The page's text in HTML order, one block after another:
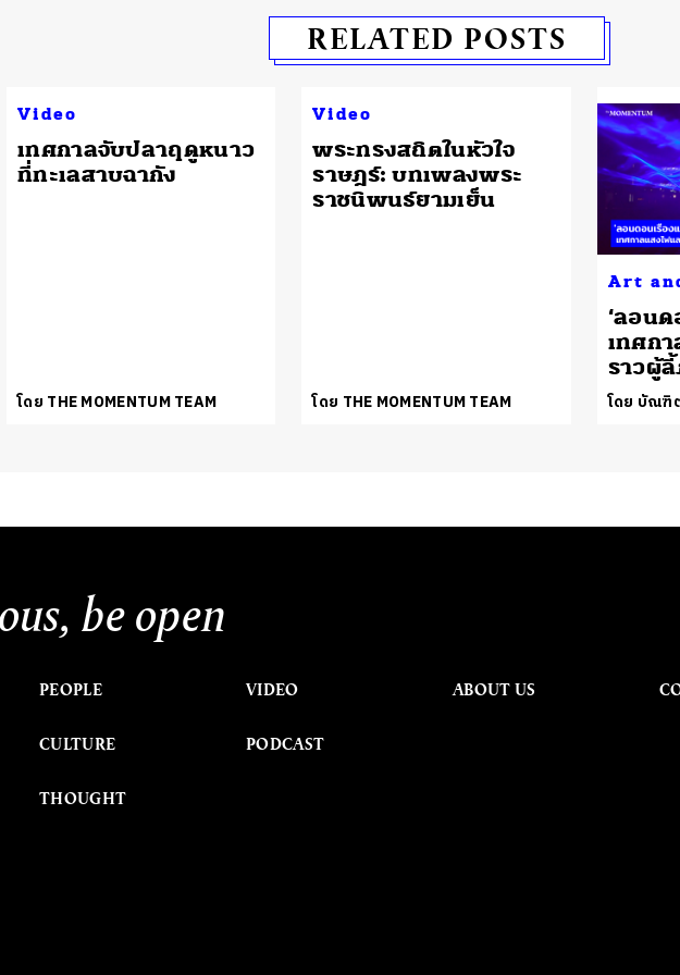
RELATED POSTS
Video
เทศกาลจับปลาฤดูหนาว
ที่ทะเลสาบฉากัง
โดย THE MOMENTUM TEAM
Video
พระทรงสถิตในหัวใจ
ราษฎร์: บทเพลงพระ
ราชนิพนธ์ยามเย็น
โดย THE MOMENTUM TEAM
Art
‘ลอนด
เทศกา
ราวผู้
โดย บัณฑิ
be open
PEOPLE
CULTURE
THOUGHT
VIDEO
PODCAST
ABOUT US